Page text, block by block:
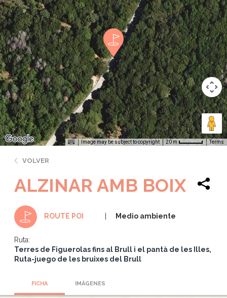
Image may be subject to copyright 20 m Terms
VOLVER
ALZINAR AMB BOIX
ROUTE POI Medio ambiente
Ruta:
Terres de Figuerolas fins al Brull i el pantà de les Illes
Ruta-juego de les bruixes del Brull
FICHA IMÁGENES